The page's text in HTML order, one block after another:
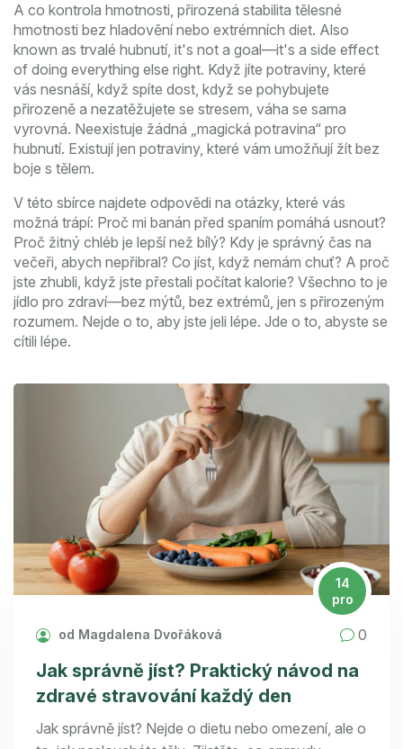
A co kontrola hmotnosti, přirozená stabilita tělesné
hmotnosti bez hladovění nebo extrémních diet. Also
known as trvalé hubnutí, it's not a goal—it's a side effect
of doing everything else right. Když jíte potraviny, které
vás nesnáší, když spíte dost, když se pohybujete
přirozeně a nezatěžujete se stresem, váha se sama
vyrovná. Neexistuje žádná „magická potravina“ pro
hubnutí. Existují jen potraviny, které vám umožňují žít bez
boje s tělem.
V této sbírce najdete odpovědi na otázky, které vás
možná trápí: Proč mi banán před spaním pomáhá usnout?
Proč žitný chléb je lepší než bílý? Kdy je správný čas na
večeři, abych nepřibral? Co jíst, když nemám chuť? A proč
jste zhubli, když jste přestali počítat kalorie? Všechno to je
jídlo pro zdraví—bez mýtů, bez extrémů, jen s přirozeným
rozumem. Nejde o to, aby jste jeli lépe. Jde o to, abyste se
cítili lépe.
14
pro
od Magdalena Dvořáková 0
Jak správně jíst? Praktický návod na
zdravé stravování každý den
Jak správně jíst? Nejde o dietu nebo omezení, ale o